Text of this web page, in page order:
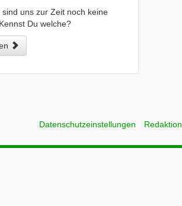
uns zur Zeit noch keine
Du welche?
Datenschutzeinstellungen Redaktion